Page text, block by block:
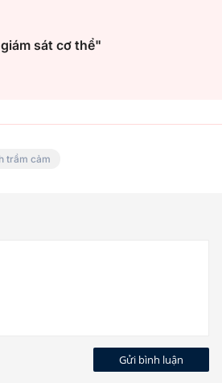
sát cơ thể"
trầm cảm
Gửi bình luận